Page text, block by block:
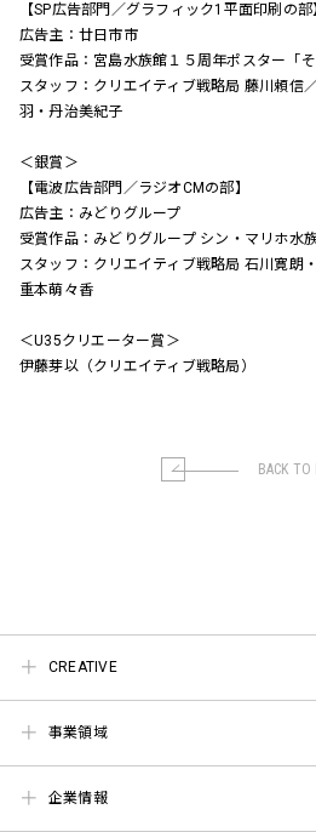
【SP広告部門／グラフィック1平面印刷の部
広告主：廿日市市
受賞作品：宮島水族館１５周年ポスター「そ
スタッフ：クリエイティブ戦略局 藤川頼信
羽・丹治美紀子
＜銀賞＞
【電波広告部門／ラジオCMの部】
広告主：みどりグループ
受賞作品：みどりグループ シン・マリホ水
スタッフ：クリエイティブ戦略局 石川寛朗
重本萌々香
＜U35クリエーター賞＞
伊藤芽以（クリエイティブ戦略局）
BACK
CREATIVE
事業領域
企業情報